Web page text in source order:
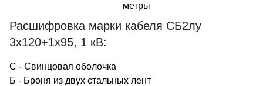
метры
Расшифровка марки кабеля СБ2лу
3х120+1х95, 1 кВ:
С - Свинцовая оболочка
Б - Броня из двух стальных лент